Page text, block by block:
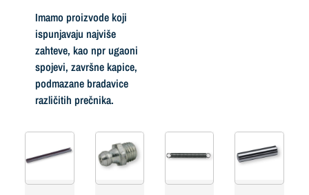
Imamo proizvode koji
ispunjavaju najviše
zahteve, kao npr ugaoni
spojevi, završne kapice,
podmazane bradavice
različitih prečnika.